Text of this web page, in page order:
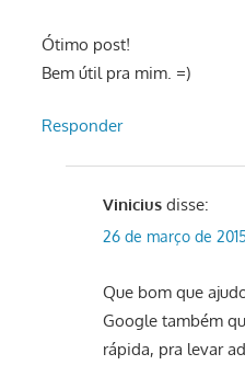
Ótimo post!
Bem útil pra mim. =)
Responder
Vinicius disse:
26 de março de
Que bom que
Google também
rápida, pra levar